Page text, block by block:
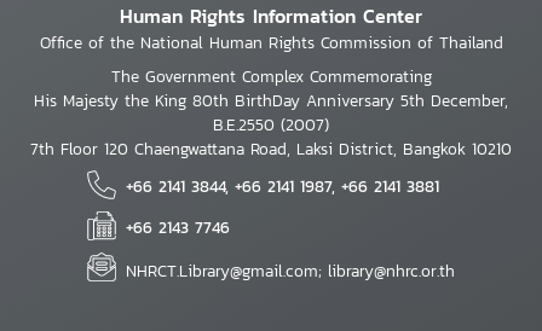
Human Rights Information Center
Office of the National Human Rights Commission of Thailand
The Government Complex Commemorating
His Majesty the King 80th BirthDay Anniversary 5th December,
B.E.2550 (2007)
7th Floor 120 Chaengwattana Road, Laksi District, Bangkok 10210
+66 2141 3844, +66 2141 1987, +66 2141 3881
+66 2143 7746
NHRCT.Library@gmail.com; library@nhrc.or.th